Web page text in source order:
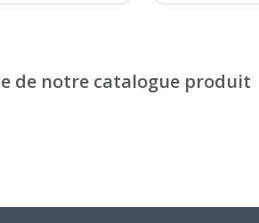
de notre catalogue produit